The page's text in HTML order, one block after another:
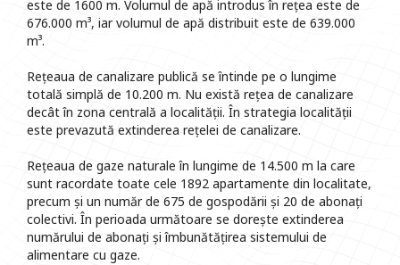
este de 1600 m. Volumul de apă introdus în rețea este de
676.000 m³, iar volumul de apă distribuit este de 639.000
m³.
Rețeaua de canalizare publică se întinde pe o lungime
totală simplă de 10.200 m. Nu există rețea de canalizare
decât în zona centrală a localității. În strategia localității
este prevazută extinderea rețelei de canalizare.
Rețeaua de gaze naturale în lungime de 14.500 m la care
sunt racordate toate cele 1892 apartamente din localitate,
precum și un număr de 675 de gospodării și 20 de abonați
colectivi. În perioada următoare se dorește extinderea
numărului de abonați și îmbunătățirea sistemului de
alimentare cu gaze.